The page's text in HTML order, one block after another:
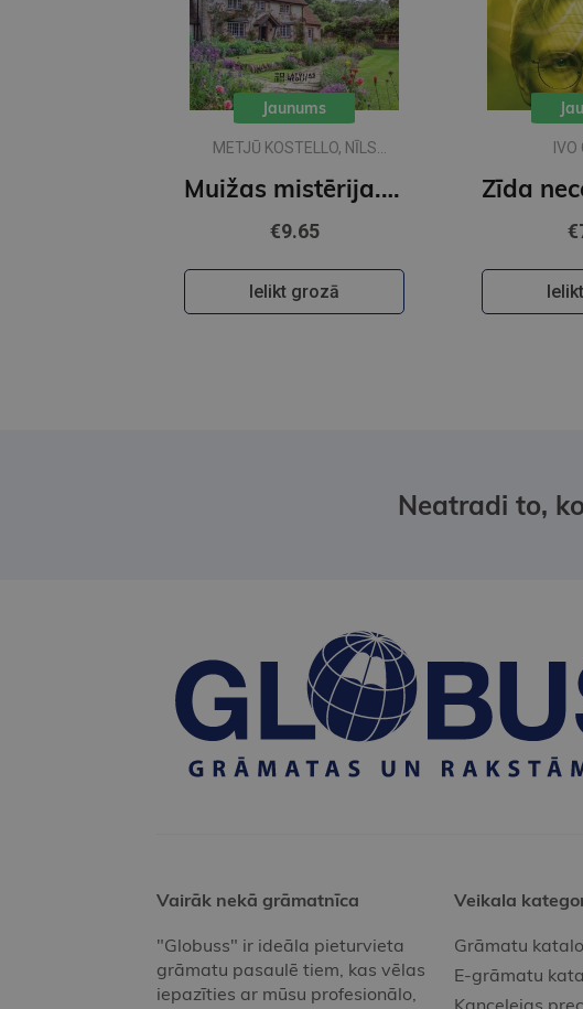
Jaunums
METJŪ KOSTELLO, NĪLS
Muižas mistērija. Vakara detektīvs
€9.65
Ielikt grozā
IVO
Neatradi to,
Vairāk nekā grāmatnīca
"Globuss" ir ideāla pieturvieta
grāmatu pasaulē tiem, kas vēlas
iepazīties ar mūsu profesionālo,
Veikala
Grāmatu
E-grāmatu